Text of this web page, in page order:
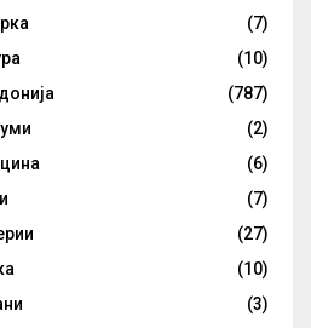
(7)
(10)
(787)
(2)
(6)
(7)
(27)
(10)
(3)